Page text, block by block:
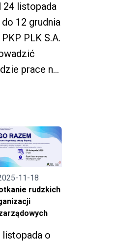
24 listopada
do 12 grudnia
PKP PLK S.A.
prace na
11-18
rudzkich
listopada o